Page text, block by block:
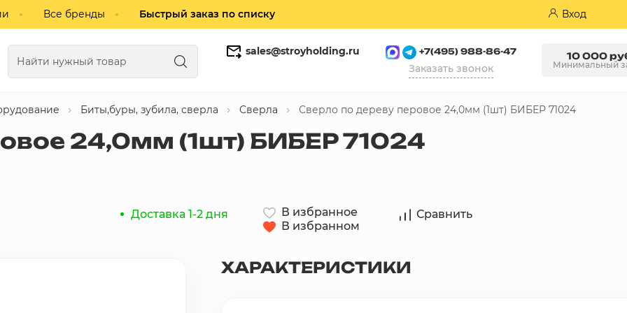
Все бренды Быстрый заказ по списку Вход
sales@stroyholding.ru +7(495) 988-86-47
Заказать звонок
10 000
Минимальный
Газобетонные блоки Кирпич Пазогребневые плиты (ПГП)
Биты,буры, зубила, сверла Сверла Сверло по дереву перовое 24,0мм (1шт) БИБЕР 71024
24,0мм (1шт) БИБЕР 71024
Доставка 1-2 дня
В избранное
В избранном
Сравнить
ХАРАКТЕРИСТИКИ